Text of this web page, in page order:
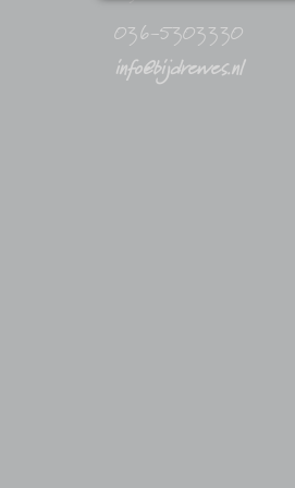
036-5303330
info@bijdrewes.nl